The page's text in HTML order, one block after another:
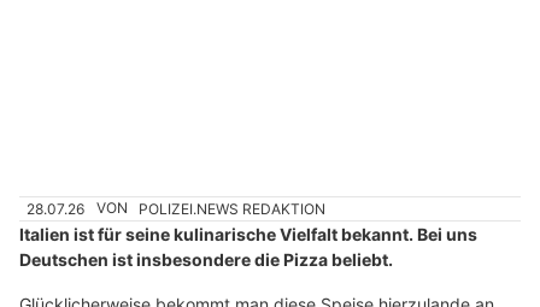
28.07.26 VON POLIZEI.NEWS REDAKTION
Italien ist für seine kulinarische Vielfalt bekannt. Bei uns
Deutschen ist insbesondere die Pizza beliebt.